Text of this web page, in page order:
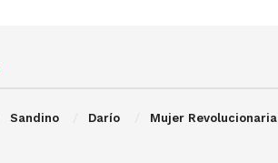
Sandino Darío Mujer Revolucionaria